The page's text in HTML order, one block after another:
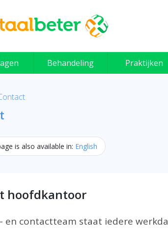
Behandeling Praktijken
is also available in: English
hoofdkantoor
en contactteam staat iedere